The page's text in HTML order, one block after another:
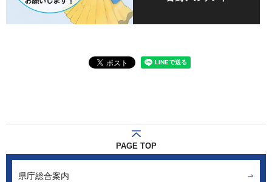
PAGE TOP
県庁総合案内